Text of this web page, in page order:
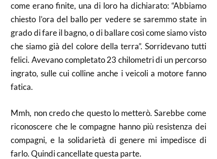
come erano finite, una di loro ha dichiarato: “Abbiamo
chiesto l’ora del ballo per vedere se saremmo state in
grado di fare il bagno, o di ballare così come siamo visto
che siamo già del colore della terra”. Sorridevano tutti
felici. Avevano completato 23 chilometri di un percorso
ingrato, sulle cui colline anche i veicoli a motore fanno
fatica.
Mmh, non credo che questo lo metterò. Sarebbe come
riconoscere che le compagne hanno più resistenza dei
compagni, e la solidarietà di genere mi impedisce di
farlo. Quindi cancellate questa parte.